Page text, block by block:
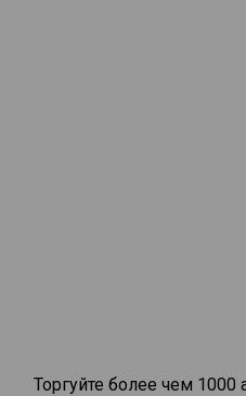
Торгуйте более чем